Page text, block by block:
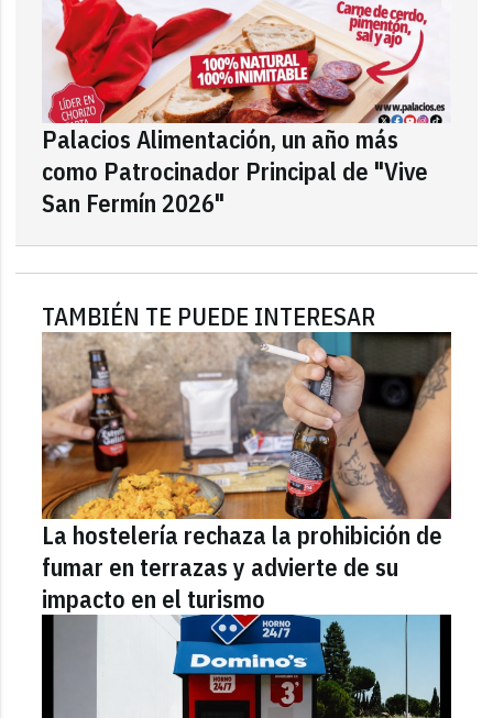
Palacios Alimentación, un año más
como Patrocinador Principal de "Vive
San Fermín 2026"
TAMBIÉN TE PUEDE INTERESAR
La hostelería rechaza la prohibición de
fumar en terrazas y advierte de su
impacto en el turismo